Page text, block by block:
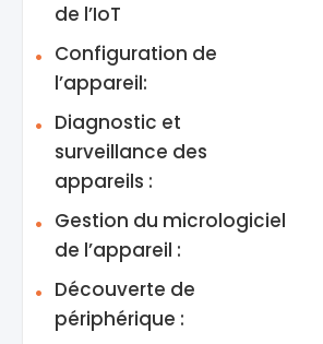
de l’IoT
Configuration de
l’appareil:
Diagnostic et
surveillance des
appareils :
Gestion du micrologiciel
de l’appareil :
Découverte de
périphérique :